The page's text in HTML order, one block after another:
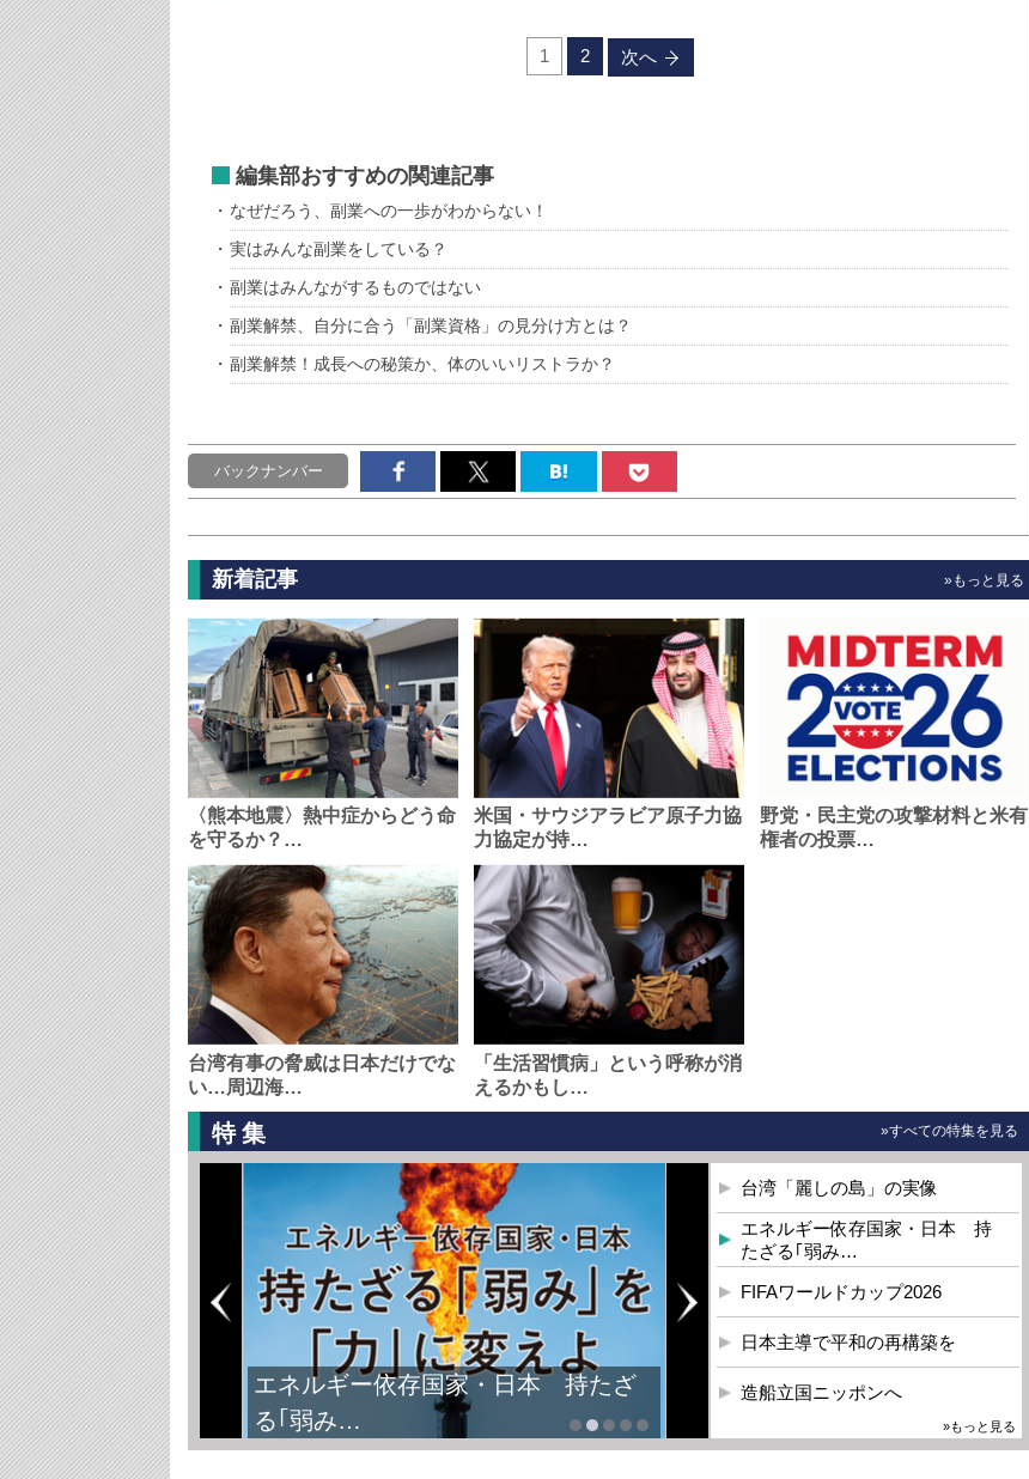
1 2 次へ
編集部おすすめの関連記事
なぜだろう、副業への一歩がわからない！
実はみんな副業をしている？
副業はみんながするものではない
副業解禁、自分に合う「副業資格」の見分け方とは？
副業解禁！成長への秘策か、体のいいリストラか？
バックナンバー
新着記事 »もっと見る
〈熊本地震〉熱中症からどう命
を守るか？…
米国・サウジアラビア原子力協
力協定が持…
野党・民主党の攻撃材料と米有
権者の投票…
台湾有事の脅威は日本だけでな
い…周辺海…
「生活習慣病」という呼称が消
えるかもし…
特集 »すべての特集を見る
エネルギー依存国家・日本 持たざ
る｢弱み…
台湾「麗しの島」の実像
エネルギー依存国家・日本 持
たざる｢弱み…
FIFAワールドカップ2026
日本主導で平和の再構築を
造船立国ニッポンへ
»もっと見る